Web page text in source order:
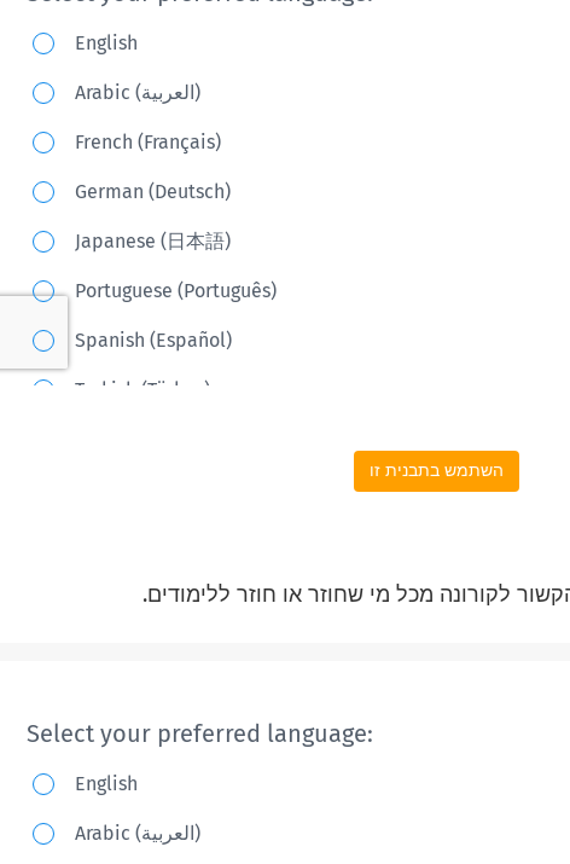
השתמש בתבנית זו
לקורונה מכל מי שחוזר או חוזר ללימודים.